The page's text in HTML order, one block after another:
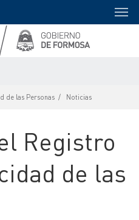
de las Personas Noticias
Registro
de las